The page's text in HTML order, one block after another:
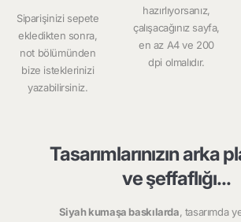
Siparişinizi sepete
ekledikten sonra,
not bölümünden
bize isteklerinizi
yazabilirsiniz.
hazırlıyorsanız,
çalışacağınız sayfa,
en az A4 ve 200
dpi olmalıdır.
Tasarımlarınızın arka
ve şeffaflığı...
Siyah kumaşa baskılarda, tasarımda